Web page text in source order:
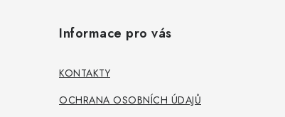
Informace pro vás
KONTAKTY
OCHRANA OSOBNÍCH ÚDAJŮ